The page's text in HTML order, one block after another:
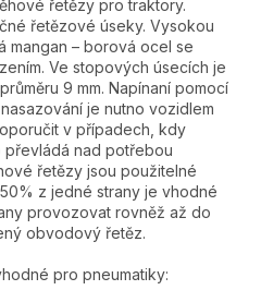
řetězy pro traktory.
řetězové úseky. Vysokou
mangan – borová ocel se
Ve stopových úsecích je
9 mm. Napínaní pomocí
je nutno vozidlem
v případech, kdy
nad potřebou
řetězy jsou použitelné
z jedné strany je vhodné
provozovat rovněž až do
obvodový řetěz.
pro pneumatiky: